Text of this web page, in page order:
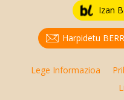
Izan
Harpidetu
Lege Informazioa